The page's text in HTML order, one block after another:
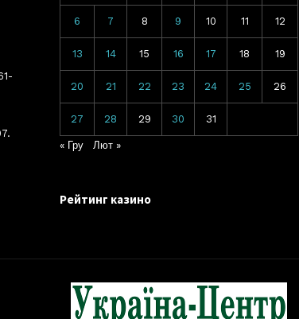
6 7 8 9 10 11 12
13 14 15 16 17 18 19
20 21 22 23 24 25 26
27 28 29 30 31
« Гру Лют »
Рейтинг казино